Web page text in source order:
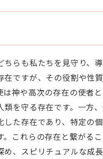
ちらも私たちを見守り、
在ですが、その役割や性
は神や高次の存在の使者
類を守る存在です。一方
した存在であり、特定の
。これらの存在と繋がる
め、スピリチュアルな成